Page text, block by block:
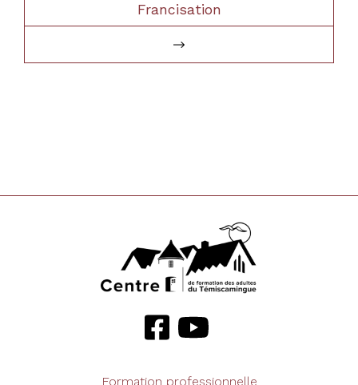
Francisation
Formation professionnelle